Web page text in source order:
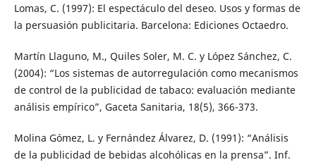
Lomas, C. (1997): El espectáculo del deseo. Usos y formas de
la persuasión publicitaria. Barcelona: Ediciones Octaedro.
Martín Llaguno, M., Quiles Soler, M. C. y López Sánchez, C.
(2004): “Los sistemas de autorregulación como mecanismos
de control de la publicidad de tabaco: evaluación mediante
análisis empírico”, Gaceta Sanitaria, 18(5), 366-373.
Molina Gómez, L. y Fernández Álvarez, D. (1991): “Análisis
de la publicidad de bebidas alcohólicas en la prensa”. Inf.